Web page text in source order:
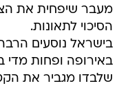
מעבר שיפחית את
הסיכוי לתאונות.
בישראל נוסעים
באירופה ופחות מדי
שלבדו מגביר את